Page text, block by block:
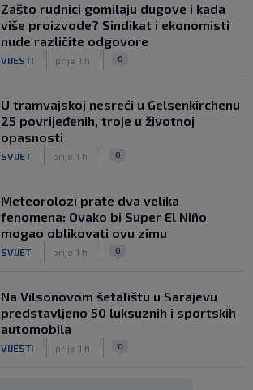
Zašto rudnici gomilaju dugove i kada
više proizvode? Sindikat i ekonomisti
nude različite odgovore
VIJESTI prije 1 h 0
U tramvajskoj nesreći u Gelsenkirchenu
25 povrijeđenih, troje u životnoj
opasnosti
SVIJET prije 1 h 0
Meteorolozi prate dva velika
fenomena: Ovako bi Super El Niño
mogao oblikovati ovu zimu
SVIJET prije 1 h 0
Na Vilsonovom šetalištu u Sarajevu
predstavljeno 50 luksuznih i sportskih
automobila
VIJESTI prije 1 h 0